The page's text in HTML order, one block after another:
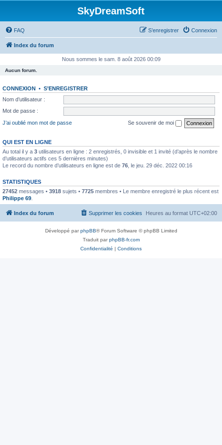
SkyDreamSoft
FAQ Connexion
S’enregistrer
Index du forum
Nous sommes le sam. 8 août 2026 00:09
Aucun forum.
CONNEXION • S’ENREGISTRER
Nom d’utilisateur :
Mot de passe :
J’ai oublié mon mot de passe
Se souvenir de moi
QUI EST EN LIGNE
Au total il y a 3 utilisateurs en ligne : 2 enregistrés, 0 invisible et 1 invité (d’après le nombre
d’utilisateurs actifs ces 5 dernières minutes)
Le record du nombre d’utilisateurs en ligne est de 76 , le jeu. 29 déc. 2022 00:16
STATISTIQUES
27452 messages • 3918 sujets • 7725 membres • Le membre enregistré le plus récent est
Philippe 69
Index du forum Heures au format UTC+02:00
Supprimer les cookies
Développé parphpBB® Forum Software © phpBB Limited
Traduit parphpBB-fr.com
Confidentialité | Conditions